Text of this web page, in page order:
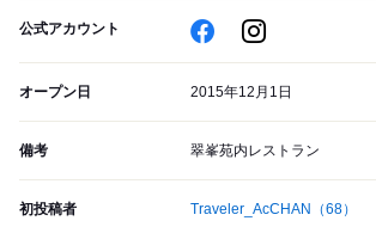
公式アカウント
オープン日 2015年12月1日
備考 翠峯苑内レストラン
初投稿者 Traveler_AcCHAN （68）